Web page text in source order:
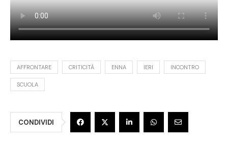
AFFRONTARE CRITICITÀ ENNA IERI INCONTRO
SCUOLA
CONDIVIDI